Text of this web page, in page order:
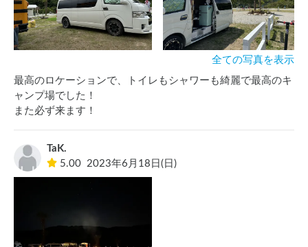
全ての写真を表示
最高のロケーションで、トイレもシャワーも綺麗で最高のキ
ャンプ場でした！
また必ず来ます！
TaK.
5.00 2023年6月18日(日)